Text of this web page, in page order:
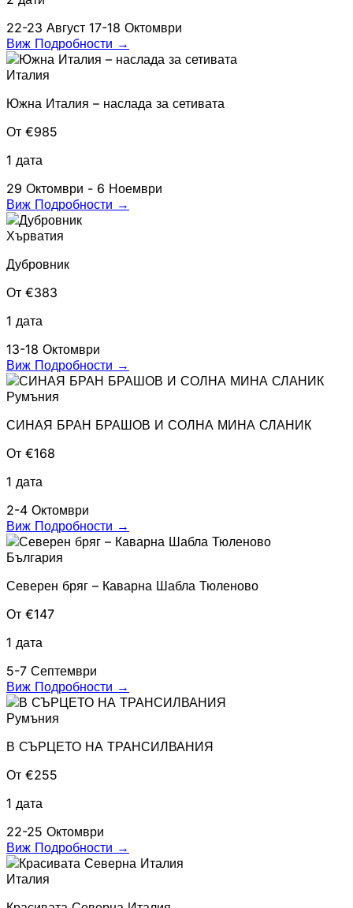
22-23 Август 17-18 Октомври
Виж Подробности →
Италия
Южна Италия – наслада за сетивата
От €985
1 дата
29 Октомври - 6 Ноември
Виж Подробности →
Хърватия
Дубровник
От €383
1 дата
13-18 Октомври
Виж Подробности →
Румъния
СИНАЯ БРАН БРАШОВ И СОЛНА МИНА СЛАНИК
От €168
1 дата
2-4 Октомври
Виж Подробности →
България
Северен бряг – Каварна Шабла Тюленово
От €147
1 дата
5-7 Септември
Виж Подробности →
Румъния
В СЪРЦЕТО НА ТРАНСИЛВАНИЯ
От €255
1 дата
22-25 Октомври
Виж Подробности →
Италия